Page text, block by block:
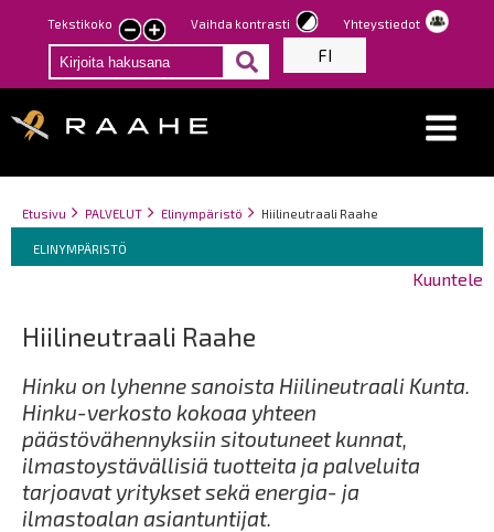
Hyppää
pääsisältöön
Tekstikoko
Pienennä
tekstin
kokoa
Suurenna
tekstin
kokoa
Vaihda kontrasti Yhteystiedot
FI
Breadcrumbs
You
here:
Etusivu PALVELUT Elinympäristö Hiilineutraali Raahe
Breadcrumbs
You
are
ELINYMPÄRISTÖ
Kuuntele
Hiilineutraali Raahe
Hinku on lyhenne sanoista Hiilineutraali Kunta.
Hinku-verkosto kokoaa yhteen
päästövähennyksiin sitoutuneet kunnat,
ilmastoystävällisiä tuotteita ja palveluita
tarjoavat yritykset sekä energia- ja
ilmastoalan asiantuntijat.